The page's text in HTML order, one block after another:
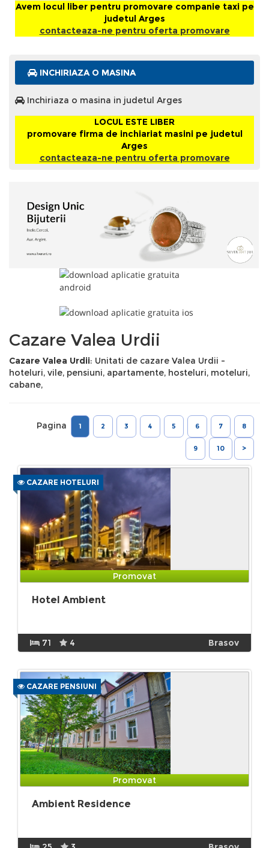
Avem locul liber pentru promovare companie taxi pe
judetul Arges
contacteaza-ne pentru oferta promovare
INCHIRIAZA O MASINA
Inchiriaza o masina in judetul Arges
LOCUL ESTE LIBER
promovare firma de inchiariat masini pe judetul
Arges
contacteaza-ne pentru oferta promovare
Cazare Valea Urdii
Cazare Valea Urdii: Unitati de cazare Valea Urdii -
hoteluri, vile, pensiuni, apartamente, hosteluri, moteluri,
cabane,
Pagina 1 2 3 4 5 6 7 8
9 10 >
CAZARE HOTELURI
Promovat
Hotel Ambient
71 4 Brasov
CAZARE PENSIUNI
Promovat
Ambient Residence